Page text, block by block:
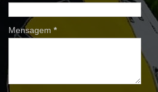
Mensagem *